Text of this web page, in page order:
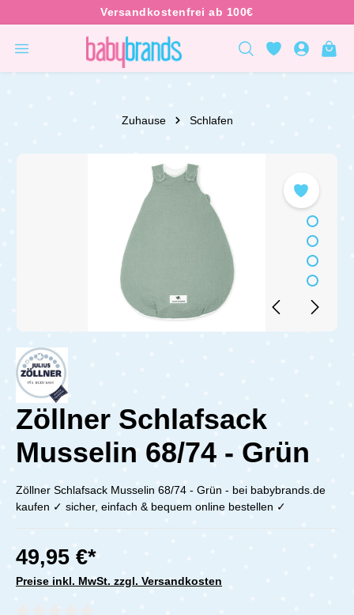
Zuhause Schlafen
Zöllner Schlafsack
Musselin 68/74 - Grün
Zöllner Schlafsack Musselin 68/74 - Grün - bei babybrands.de
kaufen ✓ sicher, einfach & bequem online bestellen ✓
49,95 €*
Preise inkl. MwSt. zzgl. Versandkosten